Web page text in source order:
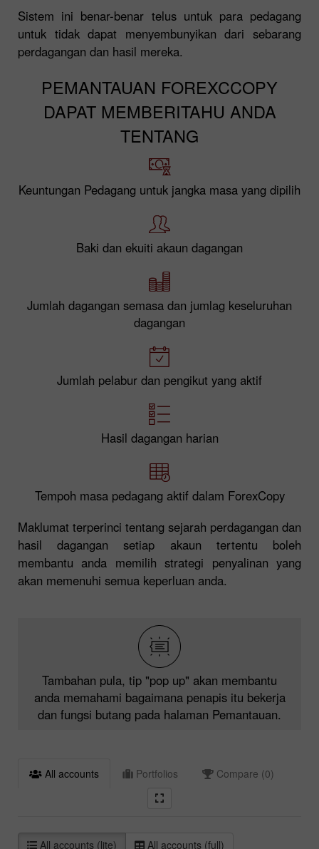
Sistem ini benar-benar telus untuk para pedagang
untuk tidak dapat menyembunyikan dari sebarang
perdagangan dan hasil mereka.
PEMANTAUAN FOREXCCOPY
DAPAT MEMBERITAHU ANDA
TENTANG
Keuntungan Pedagang untuk jangka masa yang dipilih
Baki dan ekuiti akaun dagangan
Jumlah dagangan semasa dan jumlag keseluruhan
dagangan
Jumlah pelabur dan pengikut yang aktif
Hasil dagangan harian
Tempoh masa pedagang aktif dalam ForexCopy
Maklumat terperinci tentang sejarah perdagangan dan
hasil dagangan setiap akaun tertentu boleh
membantu anda memilih strategi penyalinan yang
akan memenuhi semua keperluan anda.
Tambahan pula, tip "pop up" akan membantu
anda memahami bagaimana penapis itu bekerja
dan fungsi butang pada halaman Pemantauan.
All accounts Portfolios Compare (0)
All accounts (lite) All accounts (full)